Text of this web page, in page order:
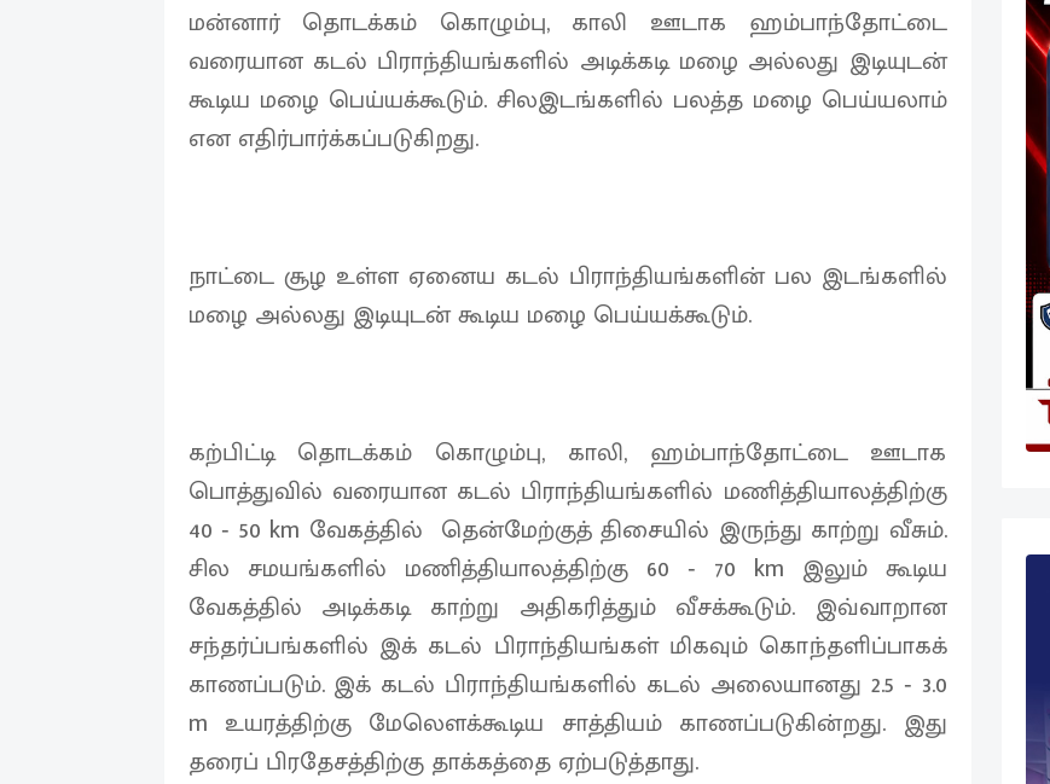
மன்னார் தொடக்கம் கொழும்பு, காலி ஊடாக ஹம்பாந்தோட்டை
வரையான கடல் பிராந்தியங்களில் அடிக்கடி மழை அல்லது இடியுடன்
கூடிய மழை பெய்யக்கூடும். சிலஇடங்களில் பலத்த மழை பெய்யலாம்
என எதிர்பார்க்கப்படுகிறது.
நாட்டை சூழ உள்ள ஏனைய கடல் பிராந்தியங்களின் பல இடங்களில்
மழை அல்லது இடியுடன் கூடிய மழை பெய்யக்கூடும்.
கற்பிட்டி தொடக்கம் கொழும்பு, காலி, ஹம்பாந்தோட்டை ஊடாக
பொத்துவில் வரையான கடல் பிராந்தியங்களில் மணித்தியாலத்திற்கு
40 ‐ 50 km வேகத்தில் தென்மேற்குத் திசையில் இருந்து காற்று வீசும்.
சில சமயங்களில் மணித்தியாலத்திற்கு 60 ‐ 70 km இலும் கூடிய
வேகத்தில் அடிக்கடி காற்று அதிகரித்தும் வீசக்கூடும். இவ்வாறான
சந்தர்ப்பங்களில் இக் கடல் பிராந்தியங்கள் மிகவும் கொந்தளிப்பாகக்
காணப்படும். இக் கடல் பிராந்தியங்களில் கடல் அலையானது 2.5 ‐ 3.0
m உயரத்திற்கு மேலெளக்கூடிய சாத்தியம் காணப்படுகின்றது. இது
தரைப் பிரதேசத்திற்கு தாக்கத்தை ஏற்படுத்தாது.